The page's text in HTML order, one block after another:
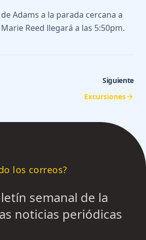
Adams a la parada cercana a
Reed llegará a las 5:50pm.
Siguiente
Excursiones
los correos?
semanal de la
noticias periódicas